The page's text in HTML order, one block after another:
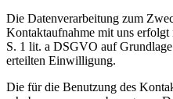
Die Datenverarbeitung zum
Kontaktaufnahme mit uns erfolgt
S. 1 lit. a DSGVO auf
erteilten Einwilligung.
Die für die Benutzung des